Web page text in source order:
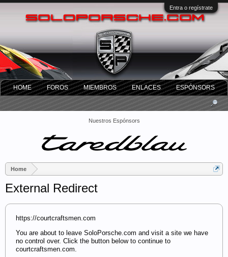
Entra o regístrate
Nuestros Espónsors
Home
External Redirect
https://courtcraftsmen.com
You are about to leave SoloPorsche.com and visit a site we have
no control over. Click the button below to continue to
courtcraftsmen.com.
HOME FOROS MIEMBROS ENLACES ESPÓNSORS